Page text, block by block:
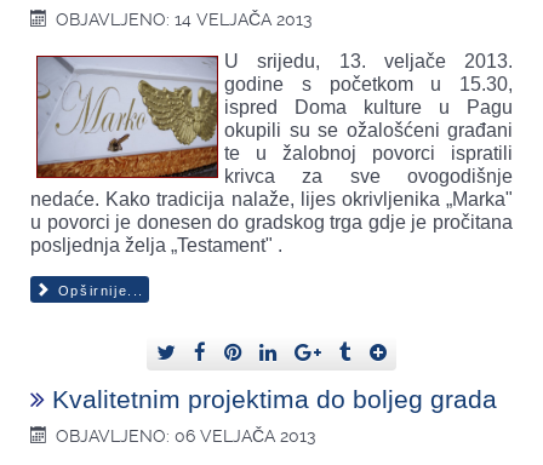
OBJAVLJENO: 14 VELJAČA 2013
U srijedu, 13. veljače 2013.
godine s početkom u 15.30,
ispred Doma kulture u Pagu
okupili su se ožalošćeni građani
te u žalobnoj povorci ispratili
krivca za sve ovogodišnje
nedaće. Kako tradicija nalaže, lijes okrivljenika „Marka"
u povorci je donesen do gradskog trga gdje je pročitana
posljednja želja „Testament" .
Opširnije...
Kvalitetnim projektima do boljeg grada
OBJAVLJENO: 06 VELJAČA 2013